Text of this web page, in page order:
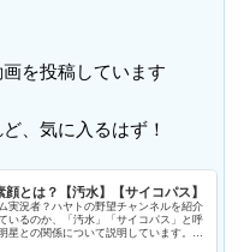
を投稿しています
、気に入るはず！
とは？【汚水】【サイコパス】
実況者？ハヤトの野望チャンネルを紹介
いるのか、「汚水」「サイコパス」と呼
星との関係について説明しています。